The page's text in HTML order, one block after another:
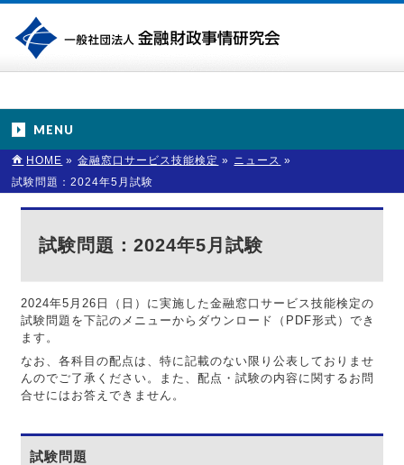
MENU
HOME » 金融窓口サービス技能検定 » ニュース »
試験問題：2024年5月試験
試験問題：2024年5月試験
2024年5月26日（日）に実施した金融窓口サービス技能検定の
試験問題を下記のメニューからダウンロード（PDF形式）でき
ます。
なお、各科目の配点は、特に記載のない限り公表しておりませ
んのでご了承ください。また、配点・試験の内容に関するお問
合せにはお答えできません。
試験問題